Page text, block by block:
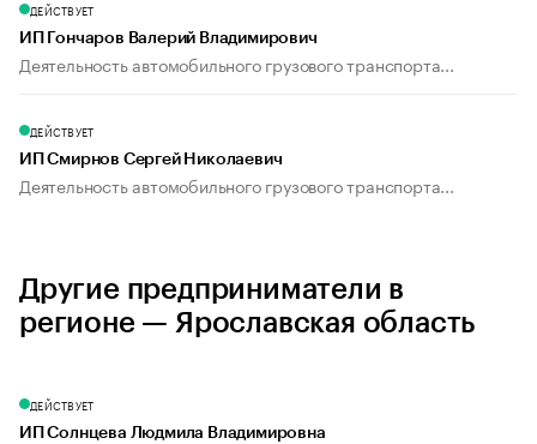
ДЕЙСТВУЕТ
ИП Гончаров Валерий Владимирович
Деятельность автомобильного грузового транспорта...
ДЕЙСТВУЕТ
ИП Смирнов Сергей Николаевич
Деятельность автомобильного грузового транспорта...
Другие предприниматели в
регионе — Ярославская область
ДЕЙСТВУЕТ
ИП Солнцева Людмила Владимировна